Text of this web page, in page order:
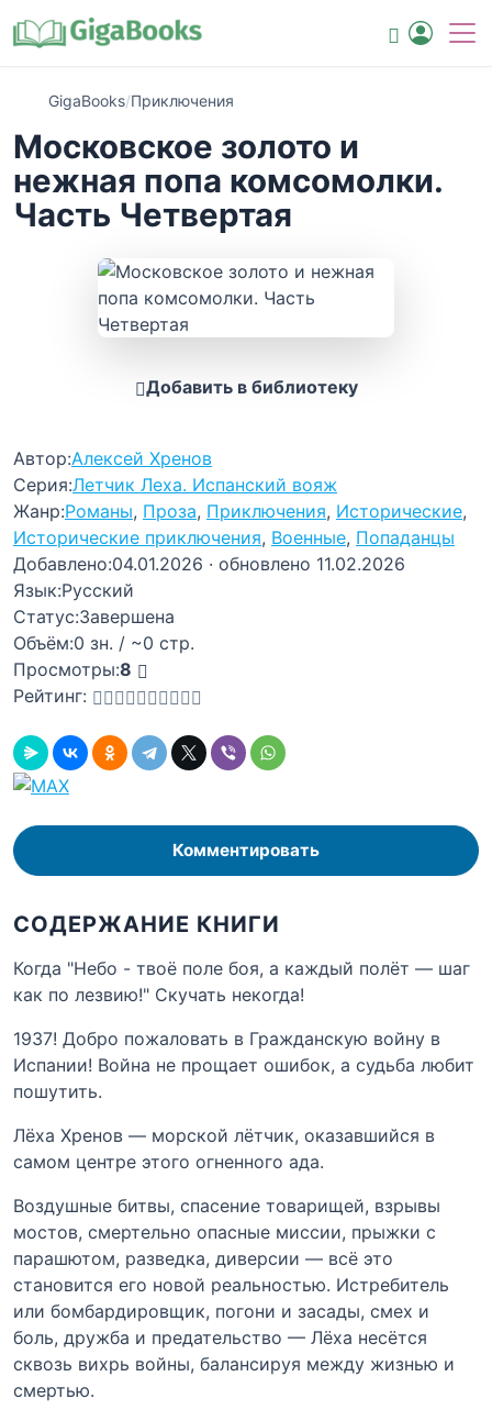
GigaBooks/Приключения
Московское золото и
нежная попа комсомолки.
Часть Четвертая
Добавить в библиотеку
Автор:Алексей Хренов
Серия:Летчик Леха. Испанский вояж
Жанр:Романы, Проза, Приключения, Исторические,
Исторические приключения, Военные, Попаданцы
Добавлено:04.01.2026 · обновлено 11.02.2026
Язык:Русский
Статус:Завершена
Объём:0 зн. / ~0 стр.
Просмотры:8
Рейтинг:
Комментировать
СОДЕРЖАНИЕ КНИГИ
Когда "Небо - твоё поле боя, а каждый полёт — шаг
как по лезвию!" Скучать некогда!
1937! Добро пожаловать в Гражданскую войну в
Испании! Война не прощает ошибок, а судьба любит
пошутить.
Лёха Хренов — морской лётчик, оказавшийся в
самом центре этого огненного ада.
Воздушные битвы, спасение товарищей, взрывы
мостов, смертельно опасные миссии, прыжки с
парашютом, разведка, диверсии — всё это
становится его новой реальностью. Истребитель
или бомбардировщик, погони и засады, смех и
боль, дружба и предательство — Лёха несётся
сквозь вихрь войны, балансируя между жизнью и
смертью.